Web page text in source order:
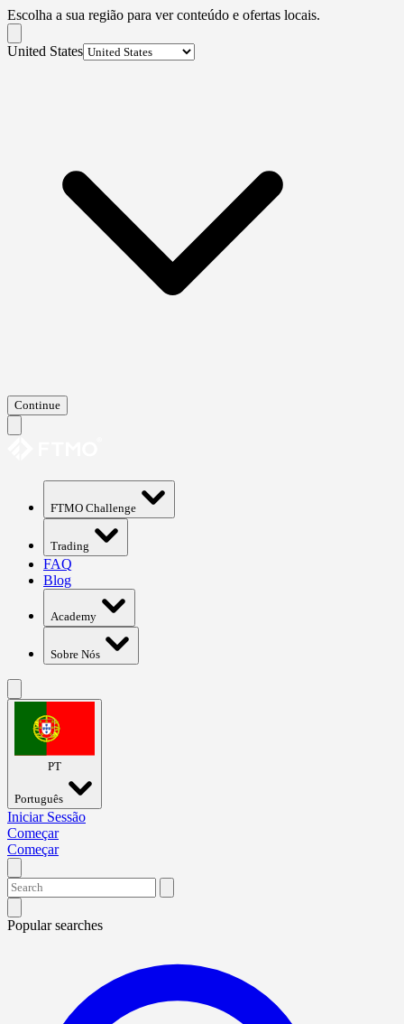
Escolha a sua região para ver conteúdo e ofertas locais.
United States
Continue
FTMO Challenge
Trading
FAQ
Blog
Academy
Sobre Nós
PT
Português
Iniciar Sessão
Começar
Começar
Popular searches